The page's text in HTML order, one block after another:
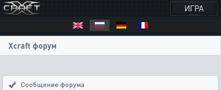
ИГРА
Xcraft форум
Сообщение форума